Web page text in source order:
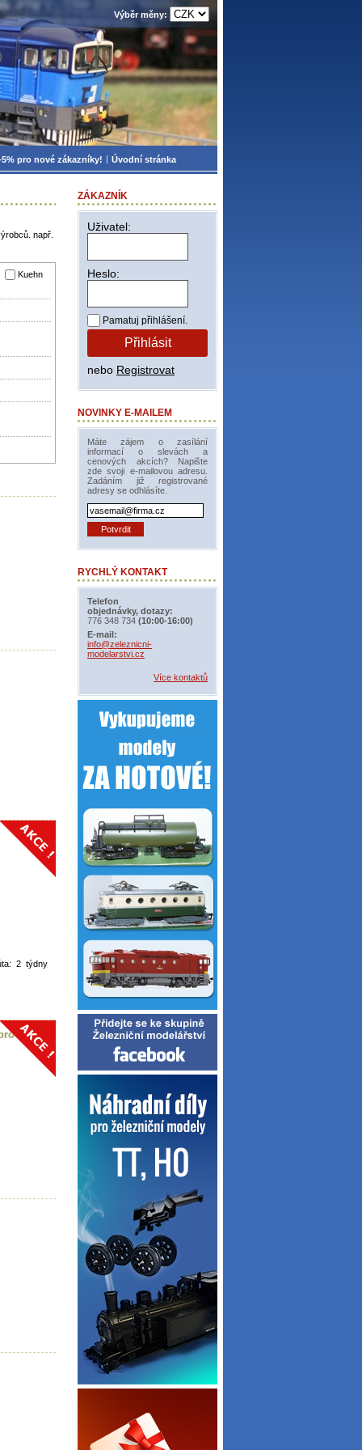
např.
Kuehn
2 týdny
ZÁKAZNÍK
Uživatel:
Heslo:
Pamatuj přihlášení.
Přihlásit
nebo Registrovat
NOVINKY E-MAILEM
Máte zájem o zasílání
informací o slevách a
cenových akcích? Napište
zde svoji e-mailovou adresu.
Zadáním již registrované
adresy se odhlásíte.
RYCHLÝ KONTAKT
Telefon
objednávky, dotazy:
776 348 734 (10:00-16:00)
E-mail:
info@zeleznicni-
modelarstvi.cz
Více kontaktů
Výběr měny:
5% pro nové zákazníky! Úvodní stránka